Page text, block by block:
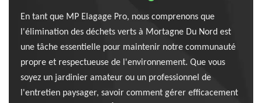
En tant que MP Elagage Pro, nous comprenons que
l'élimination des déchets verts à Mortagne Du Nord est
une tâche essentielle pour maintenir notre communauté
propre et respectueuse de l'environnement. Que vous
soyez un jardinier amateur ou un professionnel de
l'entretien paysager, savoir comment gérer efficacement